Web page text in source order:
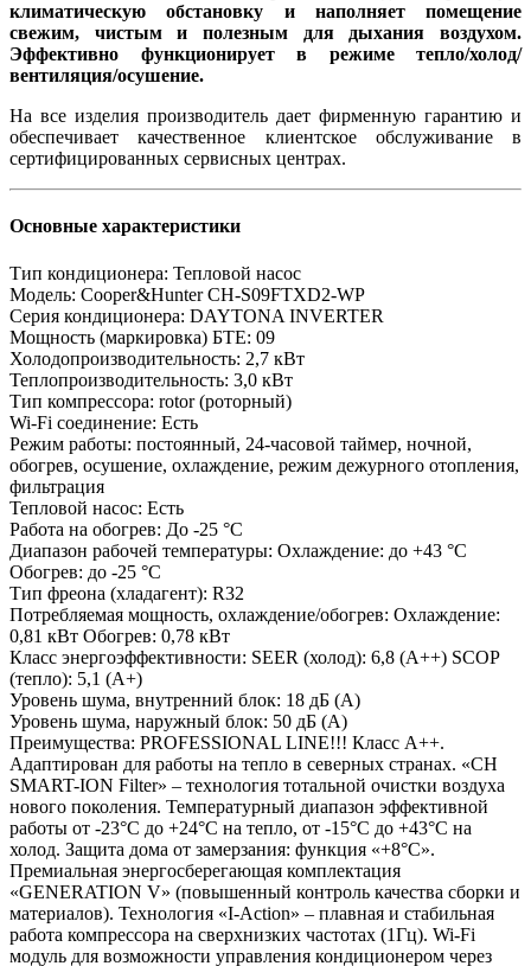
климатическую обстановку и наполняет помещение
свежим, чистым и полезным для дыхания воздухом.
Эффективно функционирует в режиме тепло/холод/
вентиляция/осушение.
На все изделия производитель дает фирменную гарантию и
обеспечивает качественное клиентское обслуживание в
сертифицированных сервисных центрах.
Основные характеристики
Тип кондиционера: Тепловой насос
Модель: Cooper&Hunter CH-S09FTXD2-WP
Серия кондиционера: DAYTONA INVERTER
Мощность (маркировка) БТЕ: 09
Холодопроизводительность: 2,7 кВт
Теплопроизводительность: 3,0 кВт
Тип компрессора: rotor (роторный)
Wi-Fi соединение: Есть
Режим работы: постоянный, 24-часовой таймер, ночной,
обогрев, осушение, охлаждение, режим дежурного отопления,
фильтрация
Тепловой насос: Есть
Работа на обогрев: До -25 °C
Диапазон рабочей температуры: Охлаждение: до +43 °C
Обогрев: до -25 °C
Тип фреона (хладагент): R32
Потребляемая мощность, охлаждение/обогрев: Охлаждение:
0,81 кВт Обогрев: 0,78 кВт
Класс энергоэффективности: SEER (холод): 6,8 (А++) SCOP
(тепло): 5,1 (А+)
Уровень шума, внутренний блок: 18 дБ (А)
Уровень шума, наружный блок: 50 дБ (А)
Преимущества: PROFESSIONAL LINE!!! Класс А++.
Адаптирован для работы на тепло в северных странах. «CH
SMART-ION Filter» – технология тотальной очистки воздуха
нового поколения. Температурный диапазон эффективной
работы от -23°C до +24°C на тепло, от -15°C до +43°C на
холод. Защита дома от замерзания: функция «+8°С».
Премиальная энергосберегающая комплектация
«GENERATION V» (повышенный контроль качества сборки и
материалов). Технология «I-Action» – плавная и стабильная
работа компрессора на сверхнизких частотах (1Гц). Wi-Fi
модуль для возможности управления кондиционером через